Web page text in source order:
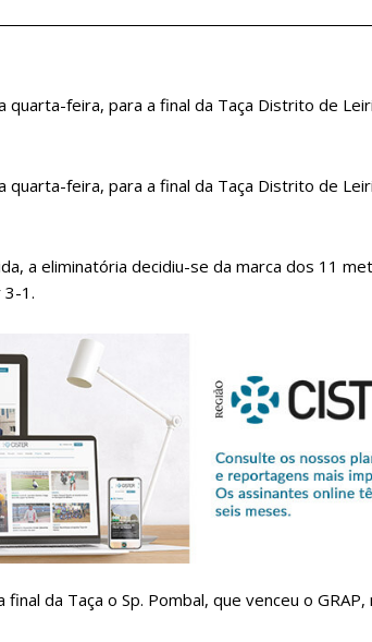
Planos
Faça-se assinante do Região de
feira, para a final da Taça Distrito de
feira, para a final da Taça Distrito de
a eliminatória decidiu-se da marca dos 11
3-1.
da Taça o Sp. Pombal, que venceu o